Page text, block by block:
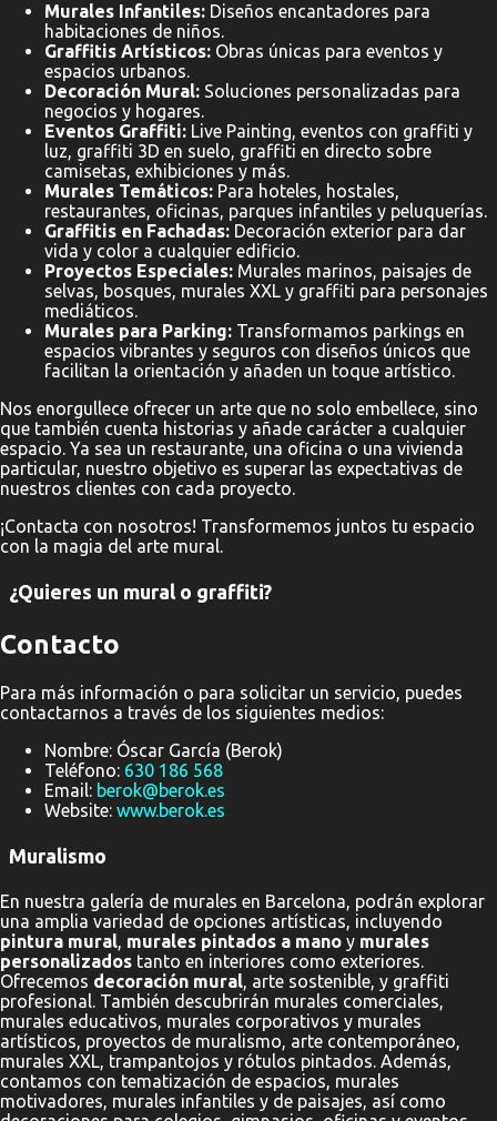
Murales Infantiles: Diseños encantadores para
habitaciones de niños.
Graffitis Artísticos: Obras únicas para eventos y
espacios urbanos.
Decoración Mural: Soluciones personalizadas para
negocios y hogares.
Eventos Graffiti: Live Painting, eventos con graffiti y
luz, graffiti 3D en suelo, graffiti en directo sobre
camisetas, exhibiciones y más.
Murales Temáticos: Para hoteles, hostales,
restaurantes, oficinas, parques infantiles y peluquerías.
Graffitis en Fachadas: Decoración exterior para dar
vida y color a cualquier edificio.
Proyectos Especiales: Murales marinos, paisajes de
selvas, bosques, murales XXL y graffiti para personajes
mediáticos.
Murales para Parking: Transformamos parkings en
espacios vibrantes y seguros con diseños únicos que
facilitan la orientación y añaden un toque artístico.
Nos enorgullece ofrecer un arte que no solo embellece, sino
que también cuenta historias y añade carácter a cualquier
espacio. Ya sea un restaurante, una oficina o una vivienda
particular, nuestro objetivo es superar las expectativas de
nuestros clientes con cada proyecto.
¡Contacta con nosotros! Transformemos juntos tu espacio
con la magia del arte mural.
¿Quieres un mural o graffiti?
Contacto
Para más información o para solicitar un servicio, puedes
contactarnos a través de los siguientes medios:
Nombre: Óscar García (Berok)
Teléfono: 630 186 568
Email: berok@berok.es
Website: www.berok.es
Muralismo
En nuestra galería de murales en Barcelona, podrán explorar
una amplia variedad de opciones artísticas, incluyendo
pintura mural, murales pintados a mano y murales
personalizados tanto en interiores como exteriores.
Ofrecemos decoración mural, arte sostenible, y graffiti
profesional. También descubrirán murales comerciales,
murales educativos, murales corporativos y murales
artísticos, proyectos de muralismo, arte contemporáneo,
murales XXL, trampantojos y rótulos pintados. Además,
contamos con tematización de espacios, murales
motivadores, murales infantiles y de paisajes, así como